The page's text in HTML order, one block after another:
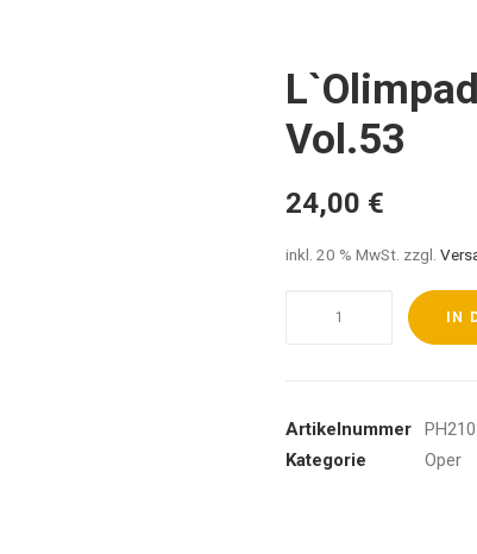
Vol.53
24,00 €
inkl. 20 % MwSt. zzgl.
Vol.53
Menge
IN
Artikelnummer
Kategorie
Oper